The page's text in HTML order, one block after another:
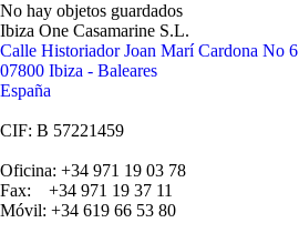
No hay objetos guardados
Ibiza One Casamarine S.L.
Calle Historiador Joan Marí Cardona No 6
07800 Ibiza - Baleares
España
CIF: B 57221459
Oficina: +34 971 19 03 78
Fax: +34 971 19 37 11
Móvil: +34 619 66 53 80